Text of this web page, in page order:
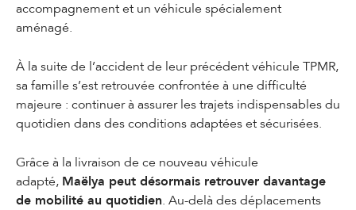
accompagnement et un véhicule spécialement
aménagé.
À la suite de l’accident de leur précédent véhicule TPMR,
sa famille s’est retrouvée confrontée à une difficulté
majeure : continuer à assurer les trajets indispensables du
quotidien dans des conditions adaptées et sécurisées.
Grâce à la livraison de ce nouveau véhicule
adapté, Maëlya peut désormais retrouver davantage
de mobilité au quotidien. Au-delà des déplacements